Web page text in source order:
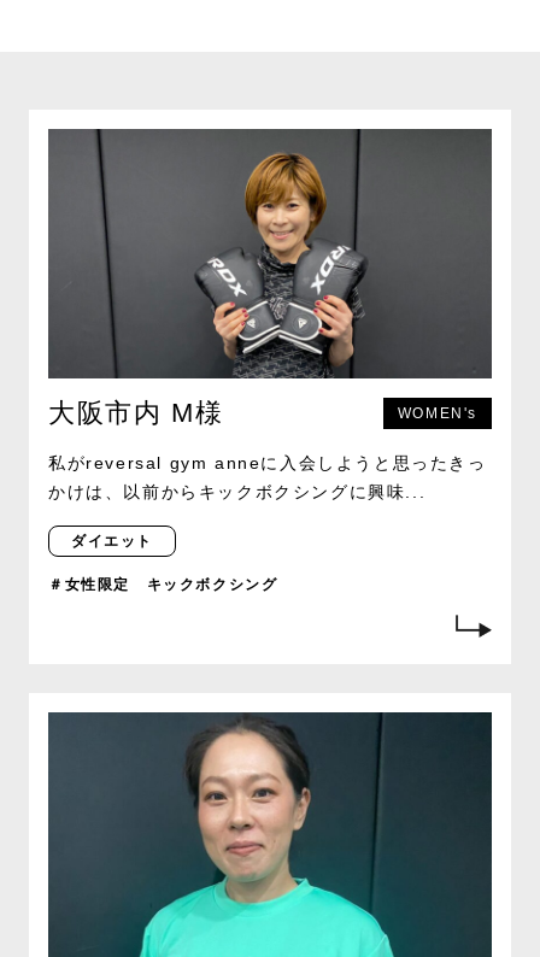
大阪市内 M様 WOMEN's
私がreversal gym anneに入会しようと思ったきっ
かけは、以前からキックボクシングに興味...
ダイエット
＃女性限定 キックボクシング